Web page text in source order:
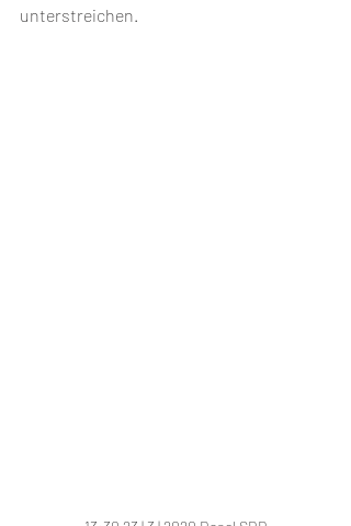
unterstreichen.